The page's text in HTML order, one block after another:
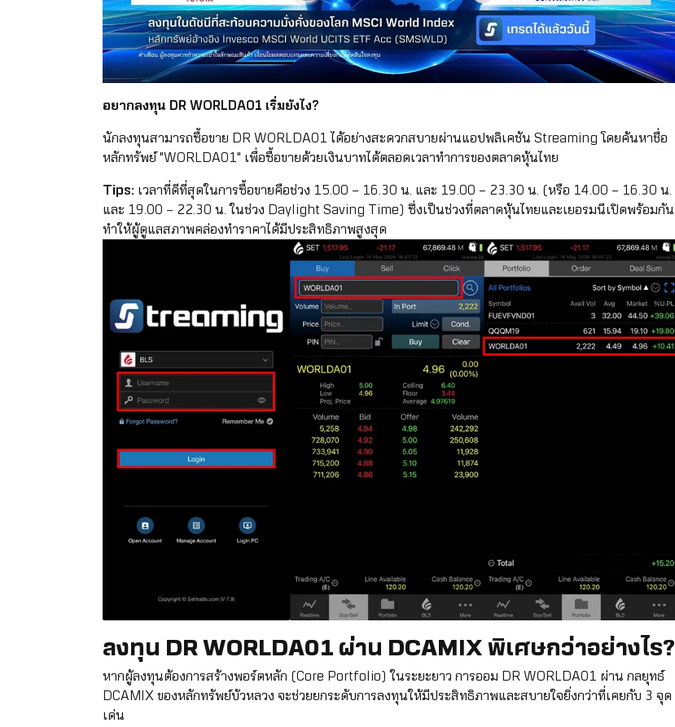
อยากลงทุน DR WORLDA01 เริ่มยังไง?
นักลงทุนสามารถซื้อขาย DR WORLDA01 ได้อย่างสะดวกสบายผ่านแอปพลิเคชัน Streaming โดยค้นหาชื่อ
หลักทรัพย์ "WORLDA01" เพื่อซื้อขายด้วยเงินบาทได้ตลอดเวลาทำการของตลาดหุ้นไทย
Tips: เวลาที่ดีที่สุดในการซื้อขายคือช่วง 15.00 – 16.30 น. และ 19.00 – 23.30 น. (หรือ 14.00 – 16.30 น.
และ 19.00 – 22.30 น. ในช่วง Daylight Saving Time) ซึ่งเป็นช่วงที่ตลาดหุ้นไทยและเยอรมนีเปิดพร้อมกัน
ทำให้ผู้ดูแลสภาพคล่องทำราคาได้มีประสิทธิภาพสูงสุด
ลงทุน DR WORLDA01 ผ่าน DCAMIX พิเศษกว่าอย่างไร?
หากผู้ลงทุนต้องการสร้างพอร์ตหลัก (Core Portfolio) ในระยะยาว การออม DR WORLDA01 ผ่าน กลยุทธ์
DCAMIX ของหลักทรัพย์บัวหลวง จะช่วยยกระดับการลงทุนให้มีประสิทธิภาพและสบายใจยิ่งกว่าที่เคยกับ 3 จุด
เด่น